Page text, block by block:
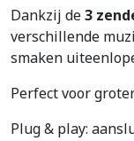
Dankzij de3
verschillende
smaken
Perfect voor
Plug & play: